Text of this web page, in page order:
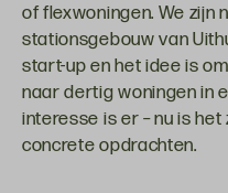
of flexwoningen. We zijn
stationsgebouw van
start-up en het idee is
naar dertig woningen in
interesse is er – nu is
concrete opdrachten.